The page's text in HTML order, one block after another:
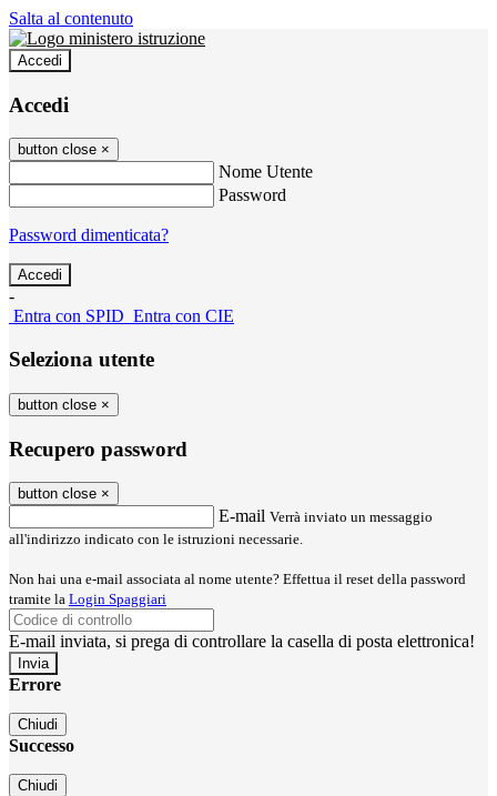
Salta al contenuto
Accedi
Accedi
button close ×
Nome Utente
Password
Password dimenticata?
-
Entra con SPID Entra con CIE
Seleziona utente
button close ×
Recupero password
button close ×
E-mail Verrà inviato un messaggio
all'indirizzo indicato con le istruzioni necessarie.
Non hai una e-mail associata al nome utente? Effettua il reset della password
tramite la Login Spaggiari
E-mail inviata, si prega di controllare la casella di posta elettronica!
Errore
Chiudi
Successo
Chiudi